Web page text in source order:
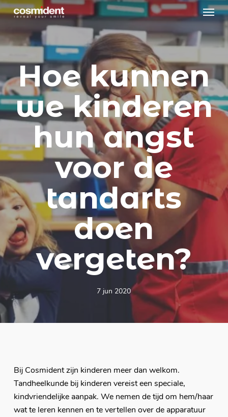
Skip
to
main
content
Menu
Hoe kunnen
we kinderen
hun angst
voor de
tandarts
doen
vergeten?
7 jun 2020
Bij Cosmident zijn kinderen meer dan welkom.
Tandheelkunde bij kinderen vereist een speciale,
kindvriendelijke aanpak. We nemen de tijd om hem/haar
wat te leren kennen en te vertellen over de apparatuur